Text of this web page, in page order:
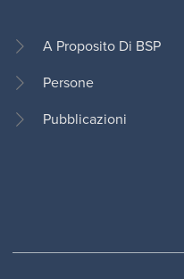
Footer
A Proposito Di BSP
Persone
Pubblicazioni